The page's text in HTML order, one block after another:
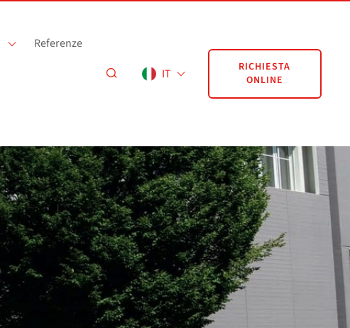
Referenze
IT
RICHIESTA
ONLINE